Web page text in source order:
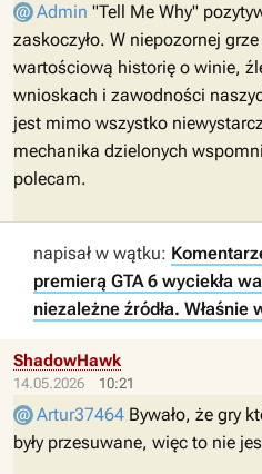
Admin "Tell Me Why"
zaskoczyło. W niepozornej
wartościową historię o winie,
wnioskach i zawodności
jest mimo wszystko
mechanika dzielonych
polecam.
napisał w wątku:
premierą GTA 6 wyciekła
niezależne źródła.
14.05.2026 10:21
ShadowHawk
Artur37464 Bywało, że gry
były przesuwane, więc to nie